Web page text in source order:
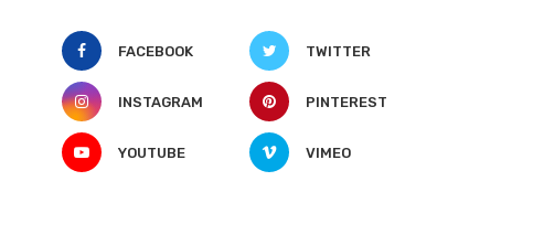
FACEBOOK TWITTER
INSTAGRAM PINTEREST
YOUTUBE VIMEO